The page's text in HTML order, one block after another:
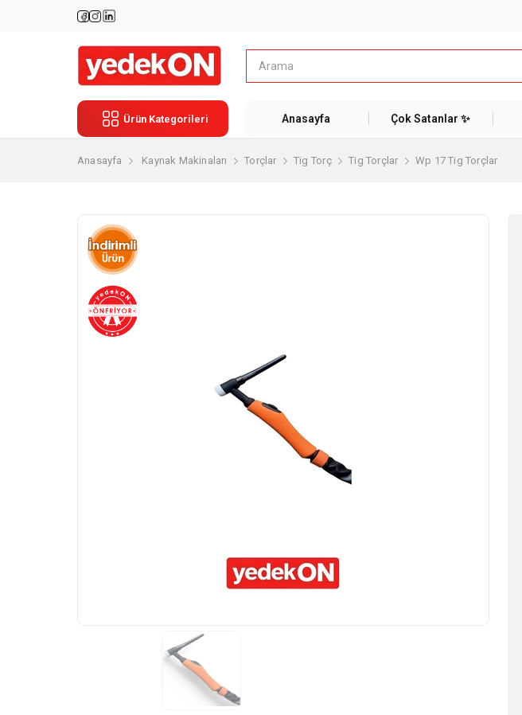
Ürün Kategorileri Anasayfa Çok Satanlar ✨
Anasayfa Kaynak Makinaları Torçlar Tig Torç Tig Torçlar Wp 17 Tig Torçlar